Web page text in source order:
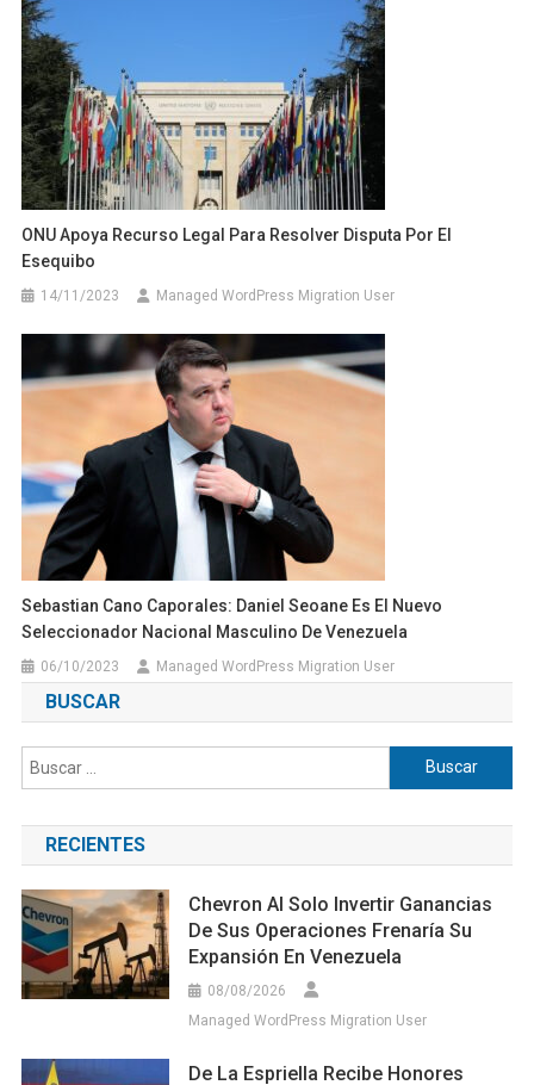
ONU Apoya Recurso Legal Para Resolver Disputa Por El
Esequibo
14/11/2023 Managed WordPress Migration User
Sebastian Cano Caporales: Daniel Seoane Es El Nuevo
Seleccionador Nacional Masculino De Venezuela
06/10/2023 Managed WordPress Migration User
BUSCAR
Buscar:
RECIENTES
Chevron Al Solo Invertir Ganancias
De Sus Operaciones Frenaría Su
Expansión En Venezuela
08/08/2026
Managed WordPress Migration User
De La Espriella Recibe Honores